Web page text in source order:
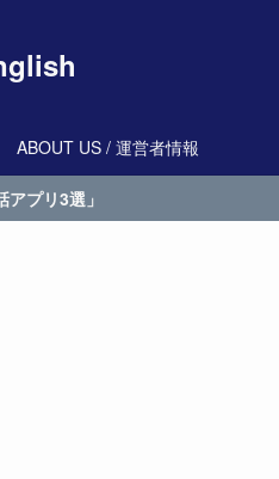
ABOUT US / 運営者情報
プリ3選」